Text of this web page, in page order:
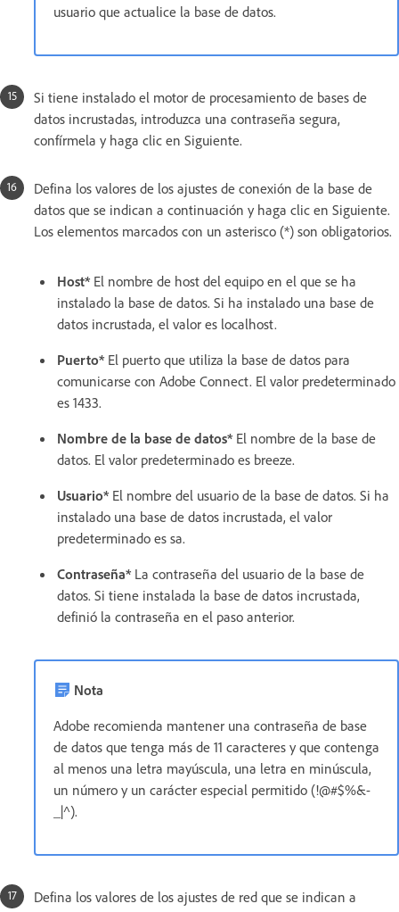
usuario que actualice la base de datos.
Si tiene instalado el motor de procesamiento de bases de
datos incrustadas, introduzca una contraseña segura,
confírmela y haga clic en Siguiente.
Defina los valores de los ajustes de conexión de la base de
datos que se indican a continuación y haga clic en Siguiente.
Los elementos marcados con un asterisco (*) son obligatorios.
Host* El nombre de host del equipo en el que se ha
instalado la base de datos. Si ha instalado una base de
datos incrustada, el valor es localhost.
Puerto* El puerto que utiliza la base de datos para
comunicarse con Adobe Connect. El valor predeterminado
es 1433.
Nombre de la base de datos* El nombre de la base de
datos. El valor predeterminado es breeze.
Usuario* El nombre del usuario de la base de datos. Si ha
instalado una base de datos incrustada, el valor
predeterminado es sa.
Contraseña* La contraseña del usuario de la base de
datos. Si tiene instalada la base de datos incrustada,
definió la contraseña en el paso anterior.
Nota
Adobe recomienda mantener una contraseña de base
de datos que tenga más de 11 caracteres y que contenga
al menos una letra mayúscula, una letra en minúscula,
un número y un carácter especial permitido (!@#$%&-
_|^).
Defina los valores de los ajustes de red que se indican a